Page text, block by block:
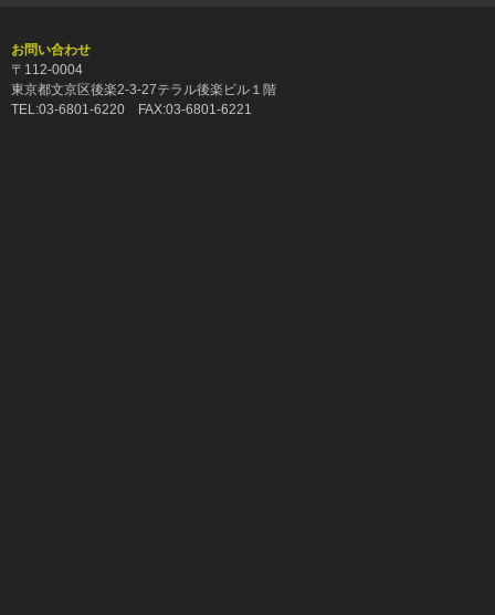
お問い合わせ
〒112-0004
東京都文京区後楽2-3-27テラル後楽ビル１階
TEL:03-6801-6220 FAX:03-6801-6221